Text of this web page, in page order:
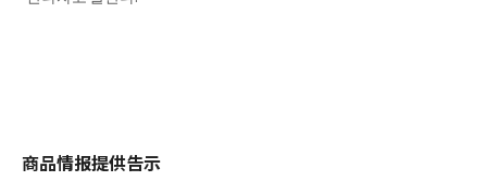
商品情报提供告示